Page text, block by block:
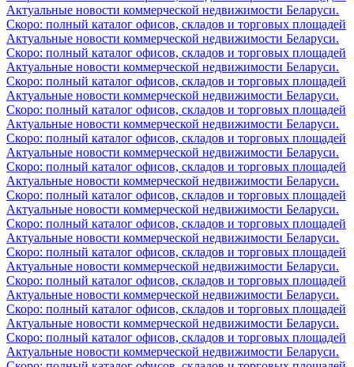
Актуальные новости коммерческой недвижимости Беларуси.
Скоро: полный каталог офисов, складов и торговых площадей
Актуальные новости коммерческой недвижимости Беларуси.
Скоро: полный каталог офисов, складов и торговых площадей
Актуальные новости коммерческой недвижимости Беларуси.
Скоро: полный каталог офисов, складов и торговых площадей
Актуальные новости коммерческой недвижимости Беларуси.
Скоро: полный каталог офисов, складов и торговых площадей
Актуальные новости коммерческой недвижимости Беларуси.
Скоро: полный каталог офисов, складов и торговых площадей
Актуальные новости коммерческой недвижимости Беларуси.
Скоро: полный каталог офисов, складов и торговых площадей
Актуальные новости коммерческой недвижимости Беларуси.
Скоро: полный каталог офисов, складов и торговых площадей
Актуальные новости коммерческой недвижимости Беларуси.
Скоро: полный каталог офисов, складов и торговых площадей
Актуальные новости коммерческой недвижимости Беларуси.
Скоро: полный каталог офисов, складов и торговых площадей
Актуальные новости коммерческой недвижимости Беларуси.
Скоро: полный каталог офисов, складов и торговых площадей
Актуальные новости коммерческой недвижимости Беларуси.
Скоро: полный каталог офисов, складов и торговых площадей
Актуальные новости коммерческой недвижимости Беларуси.
Скоро: полный каталог офисов, складов и торговых площадей
Актуальные новости коммерческой недвижимости Беларуси.